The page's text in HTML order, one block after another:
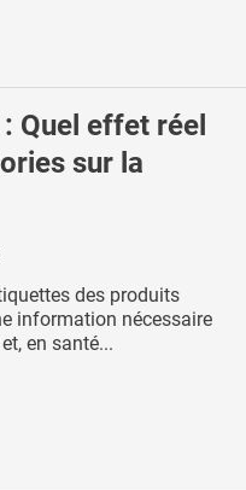
Quel effet réel
sur la
des produits
information nécessaire
en santé...